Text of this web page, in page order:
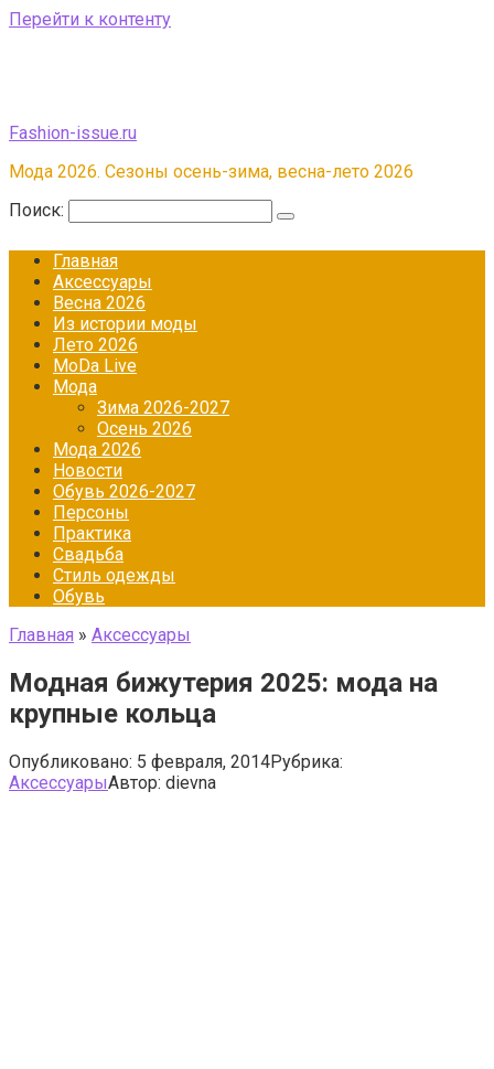
Перейти к контенту
Fashion-issue.ru
Мода 2026. Сезоны осень-зима, весна-лето 2026
Поиск:
Главная
Аксессуары
Весна 2026
Из истории моды
Лето 2026
МоDа Live
Мода
Зима 2026-2027
Осень 2026
Мода 2026
Новости
Обувь 2026-2027
Персоны
Практика
Свадьба
Стиль одежды
Обувь
Главная » Аксессуары
Модная бижутерия 2025: мода на
крупные кольца
Опубликовано: 5 февраля, 2014Рубрика:
АксессуарыАвтор: dievna